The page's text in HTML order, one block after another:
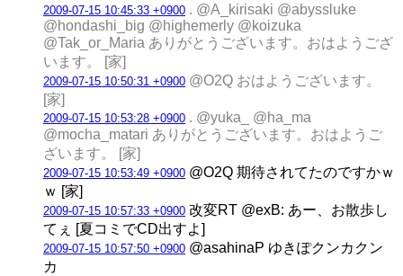
2009-07-15 10:45:33 +0900 . @A_kirisaki @abyssluke
@hondashi_big @highemerly @koizuka
@Tak_or_Maria ありがとうございます。おはようござ
います。 [家]
2009-07-15 10:50:31 +0900 @O2Q おはようございます。
[家]
2009-07-15 10:53:28 +0900 . @yuka_ @ha_ma
@mocha_matari ありがとうございます。おはようご
ざいます。 [家]
2009-07-15 10:53:49 +0900 @O2Q 期待されてたのですかｗ
ｗ [家]
2009-07-15 10:57:33 +0900 改変RT @exB: あー、お散歩し
てぇ [夏コミでCD出すよ]
2009-07-15 10:57:50 +0900 @asahinaP ゆきぽクンカクン
カ